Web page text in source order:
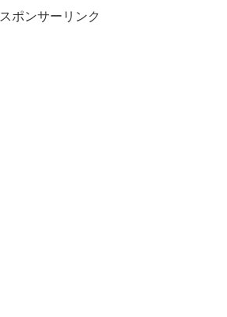
スポンサーリンク